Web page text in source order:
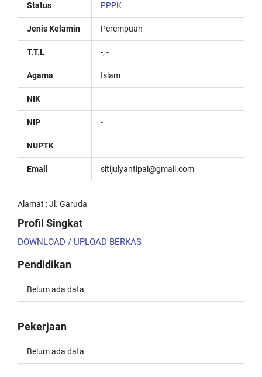
Status PPPK
Jenis Kelamin Perempuan
T.T.L -, -
Agama Islam
NIK
NIP -
NUPTK
Email sitijulyantipai@gmail.com
Alamat : Jl. Garuda
Profil Singkat
DOWNLOAD / UPLOAD BERKAS
Pendidikan
Belum ada data
Pekerjaan
Belum ada data